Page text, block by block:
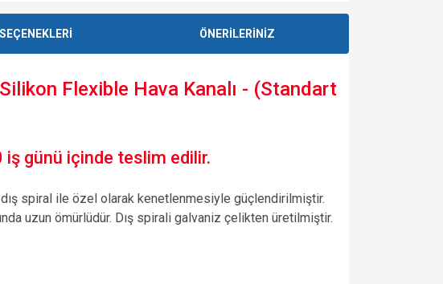
ÖNERİLERİNİZ
Flexible Hava Kanalı - (Standart
günü içinde teslim edilir.
spiral ile özel olarak kenetlenmesiyle güçlendirilmiştir.
uzun ömürlüdür. Dış spirali galvaniz çelikten üretilmiştir.